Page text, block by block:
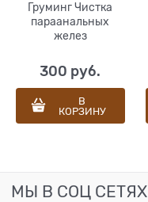
Груминг Чистка
параанальных
желез
300 руб.
В
КОРЗИНУ
МЫ В СОЦ СЕТЯХ